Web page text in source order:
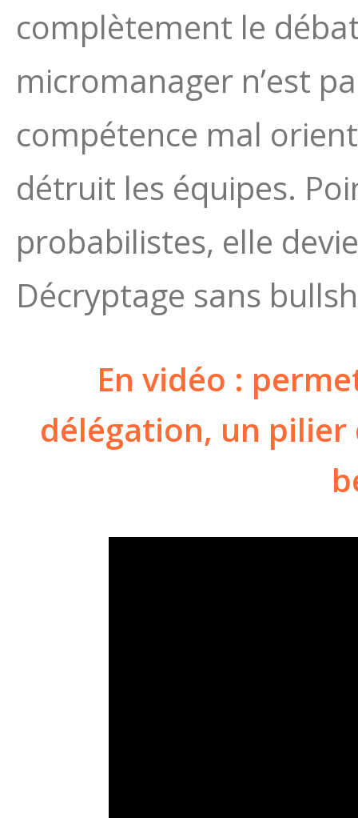
complètement le
micromanager n’est
compétence mal
détruit les équipes.
probabilistes, elle
Décryptage sans
En vidéo :
délégation, un